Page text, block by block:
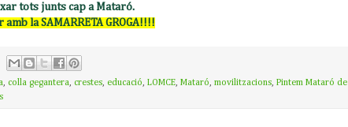
tots junts cap a Mataró.
la SAMARRETA GROGA!!!!
, colla gegantera, crestes, educació, LOMCE, Mataró, movilitzacions, Pintem Mataró de